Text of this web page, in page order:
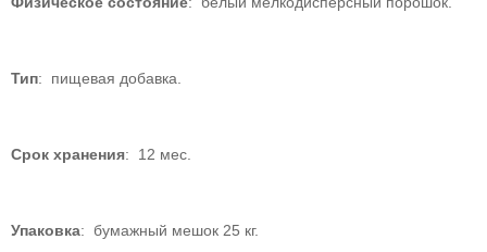
Тип: пищевая добавка.
Срок хранения: 12 мес.
Упаковка: бумажный мешок 25 кг.